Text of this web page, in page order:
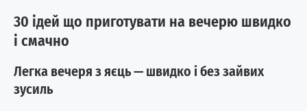
30 ідей що приготувати на вечерю швидко
і смачно
Легка вечеря з яєць — швидко і без зайвих
зусиль